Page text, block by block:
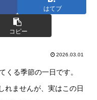
はてブ
コピー
2026.03.01
くる季節の一日です。
れませんが、実はこの日